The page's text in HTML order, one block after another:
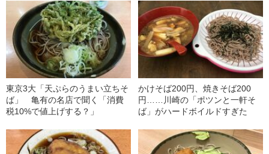
東京3大「天ぷらのうまい立ちそ
ば」 亀有の名店で聞く「消費
税10%で値上げする？」
かけそば200円、焼きそば200
円……川崎の「ポツンと一軒そ
ば」がハードボイルドすぎた